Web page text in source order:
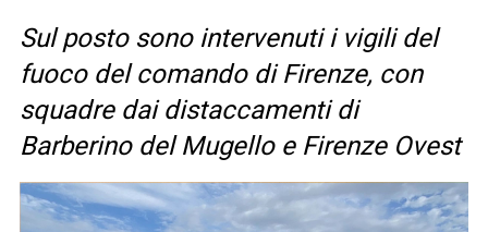
Sul posto sono intervenuti i vigili del
fuoco del comando di Firenze, con
squadre dai distaccamenti di
Barberino del Mugello e Firenze Ovest